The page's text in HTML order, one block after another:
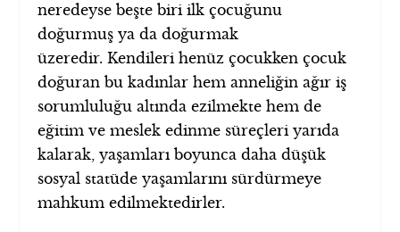
neredeyse beşte biri ilk çocuğunu
doğurmuş ya da doğurmak
üzeredir. Kendileri henüz çocukken çocuk
doğuran bu kadınlar hem anneliğin ağır iş
sorumluluğu altında ezilmekte hem de
eğitim ve meslek edinme süreçleri yarıda
kalarak, yaşamları boyunca daha düşük
sosyal statüde yaşamlarını sürdürmeye
mahkum edilmektedirler.